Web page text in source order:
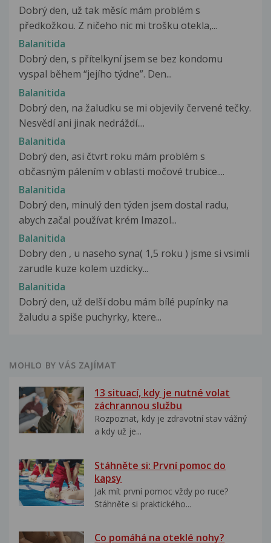
Dobrý den, už tak měsíc mám problém s
předkožkou. Z ničeho nic mi trošku otekla,...
Balanitida
Dobrý den, s přítelkyní jsem se bez kondomu
vyspal během “jejího týdne”. Den...
Balanitida
Dobrý den, na žaludku se mi objevily červené tečky.
Nesvědí ani jinak nedráždí....
Balanitida
Dobrý den, asi čtvrt roku mám problém s
občasným pálením v oblasti močové trubice....
Balanitida
Dobrý den, minulý den týden jsem dostal radu,
abych začal používat krém Imazol...
Balanitida
Dobry den , u naseho syna( 1,5 roku ) jsme si vsimli
zarudle kuze kolem uzdicky...
Balanitida
Dobrý den, už delší dobu mám bílé pupínky na
žaludu a spiše puchyrky, ktere...
MOHLO BY VÁS ZAJÍMAT
13 situací, kdy je nutné volat
záchrannou službu
Rozpoznat, kdy je zdravotní stav vážný
a kdy už je...
Stáhněte si: První pomoc do
kapsy
Jak mít první pomoc vždy po ruce?
Stáhněte si praktického...
Co pomáhá na oteklé nohy?